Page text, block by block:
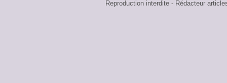
Reproduction interdite - Rédacteur